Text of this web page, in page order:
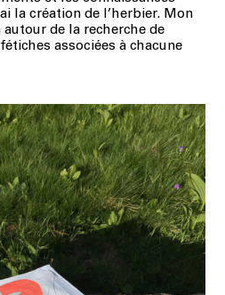
la création de l’herbier. Mon
de la recherche de
associées à chacune